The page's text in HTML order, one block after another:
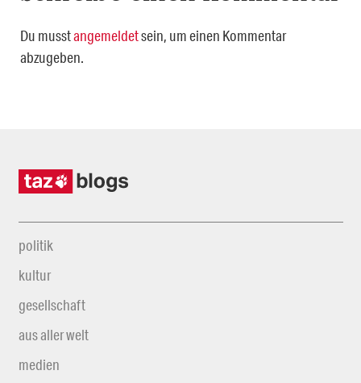
Du musstangemeldetsein, um einen Kommentar
abzugeben.
politik
kultur
gesellschaft
aus aller welt
medien